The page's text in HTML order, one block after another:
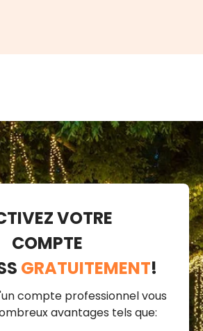
VOTRE
COMPTE
GRATUITEMENT!
compte professionnel vous
avantages tels que: